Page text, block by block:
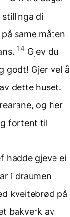
di
same måten
14 Gjev du
godt! Gjer vel å
dette huset.
og her
fortent til
hadde gjeve ei
i draumen
kveitebrød på
bakverk av